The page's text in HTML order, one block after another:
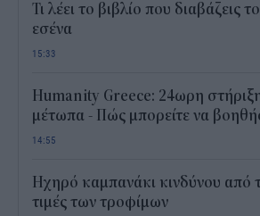
Τι λέει το βιβλίο που διαβάζεις
εσένα
15:33
Humanity Greece: 24ωρη
μέτωπα - Πώς μπορείτε να
14:55
Ηχηρό καμπανάκι κινδύνου από
τιμές των τροφίμων